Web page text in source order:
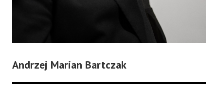
Andrzej Marian Bartczak